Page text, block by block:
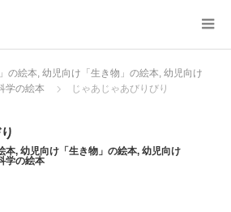
の絵本, 幼児向け「生き物」の絵本, 幼児向け
学の絵本 じゃあじゃあびりびり
本, 幼児向け「生き物」の絵本, 幼児向け
学の絵本